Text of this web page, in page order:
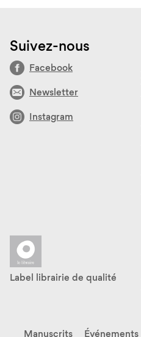
Suivez-nous
Facebook
Newsletter
Instagram
Label librairie de qualité
Manuscrits Événements